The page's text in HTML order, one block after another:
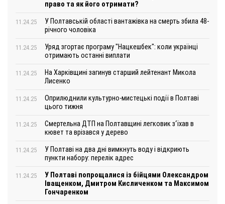
право та як його отримати?
11.24.25
У Полтавській області вантажівка на смерть збила 48-
річного чоловіка
11.24.25
Уряд згортає програму "Нацкешбек": коли українці
отримають останні виплати
11.24.25
На Харківщині загинув старший лейтенант Микола
Лисенко
11.24.25
Оприлюднили культурно-мистецькі події в Полтаві
цього тижня
11.24.25
Смертельна ДТП на Полтавщині легковик з‘їхав в
кювет та врізався у дерево
11.24.25
У Полтаві на два дні вимкнуть воду і відкриють
пункти набору: перелік адрес
11.24.25
У Полтаві попрощалися із бійцями Олександром
Іващенком, Дмитром Кисличенком та Максимом
Гончаренком